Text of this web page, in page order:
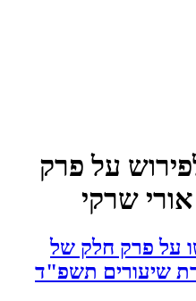
על פרק
שרקי
על פרק חלק של
שיעורים תשפ"ד